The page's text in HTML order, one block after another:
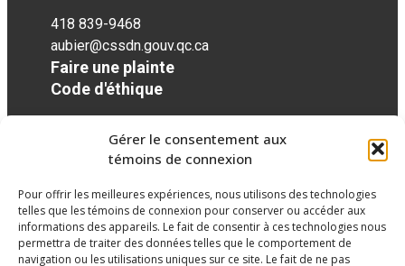
Gérer le consentement aux
témoins de connexion
Pour offrir les meilleures expériences, nous utilisons des technologies
telles que les témoins de connexion pour conserver ou accéder aux
informations des appareils. Le fait de consentir à ces technologies nous
permettra de traiter des données telles que le comportement de
navigation ou les utilisations uniques sur ce site. Le fait de ne pas
418 839-9468
aubier@cssdn.gouv.qc.ca
Faire une plainte
Code d'éthique
Réseaux sociaux
facebook
twittergoogleplusgoogleplusgoogleplus